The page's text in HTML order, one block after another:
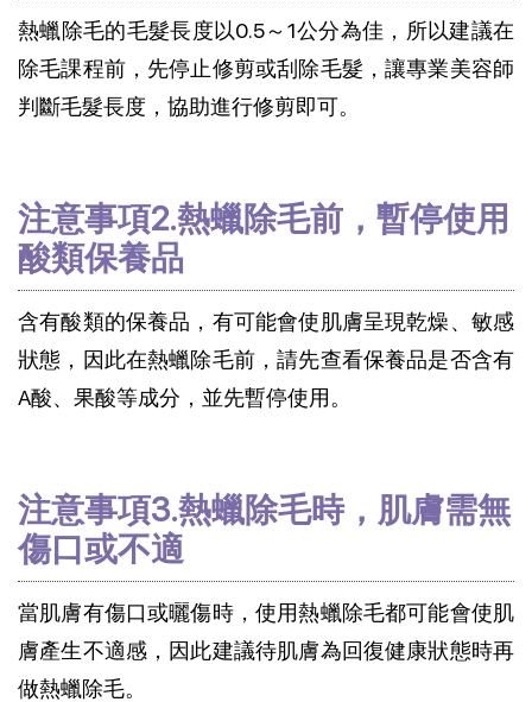
熱蠟除毛的毛髮長度以0.5～1公分為佳，所以建議在
除毛課程前，先停止修剪或刮除毛髮，讓專業美容師
判斷毛髮長度，協助進行修剪即可。
注意事項2.熱蠟除毛前，暫停使用
酸類保養品
含有酸類的保養品，有可能會使肌膚呈現乾燥、敏感
狀態，因此在熱蠟除毛前，請先查看保養品是否含有
A酸、果酸等成分，並先暫停使用。
注意事項3.熱蠟除毛時，肌膚需無
傷口或不適
當肌膚有傷口或曬傷時，使用熱蠟除毛都可能會使肌
膚產生不適感，因此建議待肌膚為回復健康狀態時再
做熱蠟除毛。